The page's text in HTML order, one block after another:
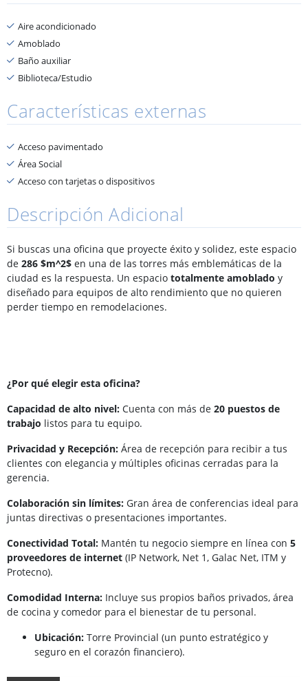
Aire acondicionado
Amoblado
Baño auxiliar
Biblioteca/Estudio
Características externas
Acceso pavimentado
Área Social
Acceso con tarjetas o dispositivos
Descripción Adicional
Si buscas una oficina que proyecte éxito y solidez, este espacio
de 286 $m^2$ en una de las torres más emblemáticas de la
ciudad es la respuesta. Un espacio totalmente amoblado y
diseñado para equipos de alto rendimiento que no quieren
perder tiempo en remodelaciones.
¿Por qué elegir esta oficina?
Capacidad de alto nivel: Cuenta con más de 20 puestos de
trabajo listos para tu equipo.
Privacidad y Recepción: Área de recepción para recibir a tus
clientes con elegancia y múltiples oficinas cerradas para la
gerencia.
Colaboración sin límites: Gran área de conferencias ideal para
juntas directivas o presentaciones importantes.
Conectividad Total: Mantén tu negocio siempre en línea con 5
proveedores de internet (IP Network, Net 1, Galac Net, ITM y
Protecno).
Comodidad Interna: Incluye sus propios baños privados, área
de cocina y comedor para el bienestar de tu personal.
Ubicación: Torre Provincial (un punto estratégico y
seguro en el corazón financiero).